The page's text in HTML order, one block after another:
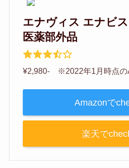
エナヴィス エナビ
医薬部外品
¥2,980- ※2022年1月時点の
Amazonで
楽天で